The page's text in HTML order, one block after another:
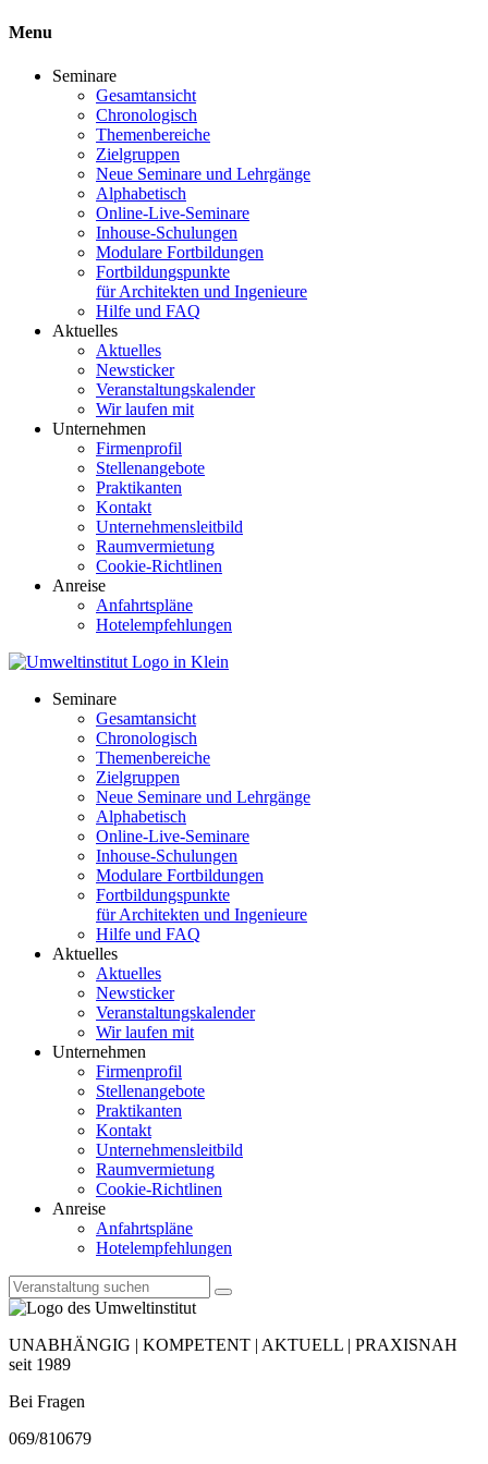
Menu
Seminare
Gesamtansicht
Chronologisch
Themenbereiche
Zielgruppen
Neue Seminare und Lehrgänge
Alphabetisch
Online-Live-Seminare
Inhouse-Schulungen
Modulare Fortbildungen
Fortbildungspunkte
für Architekten und Ingenieure
Hilfe und FAQ
Aktuelles
Aktuelles
Newsticker
Veranstaltungskalender
Wir laufen mit
Unternehmen
Firmenprofil
Stellenangebote
Praktikanten
Kontakt
Unternehmensleitbild
Raumvermietung
Cookie-Richtlinen
Anreise
Anfahrtspläne
Hotelempfehlungen
Seminare
Gesamtansicht
Chronologisch
Themenbereiche
Zielgruppen
Neue Seminare und Lehrgänge
Alphabetisch
Online-Live-Seminare
Inhouse-Schulungen
Modulare Fortbildungen
Fortbildungspunkte
für Architekten und Ingenieure
Hilfe und FAQ
Aktuelles
Aktuelles
Newsticker
Veranstaltungskalender
Wir laufen mit
Unternehmen
Firmenprofil
Stellenangebote
Praktikanten
Kontakt
Unternehmensleitbild
Raumvermietung
Cookie-Richtlinen
Anreise
Anfahrtspläne
Hotelempfehlungen
UNABHÄNGIG | KOMPETENT | AKTUELL | PRAXISNAH
seit 1989
Bei Fragen
069/810679